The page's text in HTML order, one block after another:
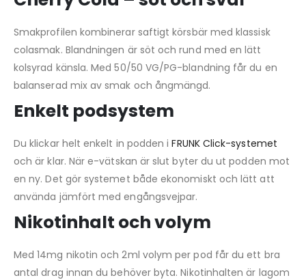
Smakprofilen kombinerar saftigt körsbär med klassisk
colasmak. Blandningen är söt och rund med en lätt
kolsyrad känsla. Med 50/50 VG/PG-blandning får du en
balanserad mix av smak och ångmängd.
Enkelt podsystem
Du klickar helt enkelt in podden iFRUNK Click-systemet
och är klar. När e-vätskan är slut byter du ut podden mot
en ny. Det gör systemet både ekonomiskt och lätt att
använda jämfört med engångsvejpar.
Nikotinhalt och volym
Med 14mg nikotin och 2ml volym per pod får du ett bra
antal drag innan du behöver byta. Nikotinhalten är lagom